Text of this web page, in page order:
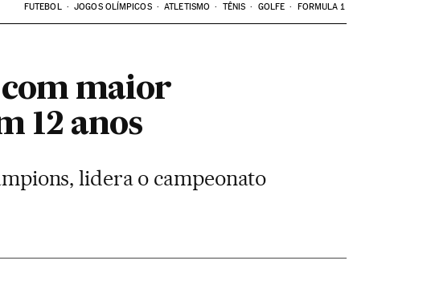
FUTEBOL JOGOS OLÍMPICOS ATLETISMO TÊNIS GOLFE FORMULA 1
com maior
12 anos
lidera o campeonato